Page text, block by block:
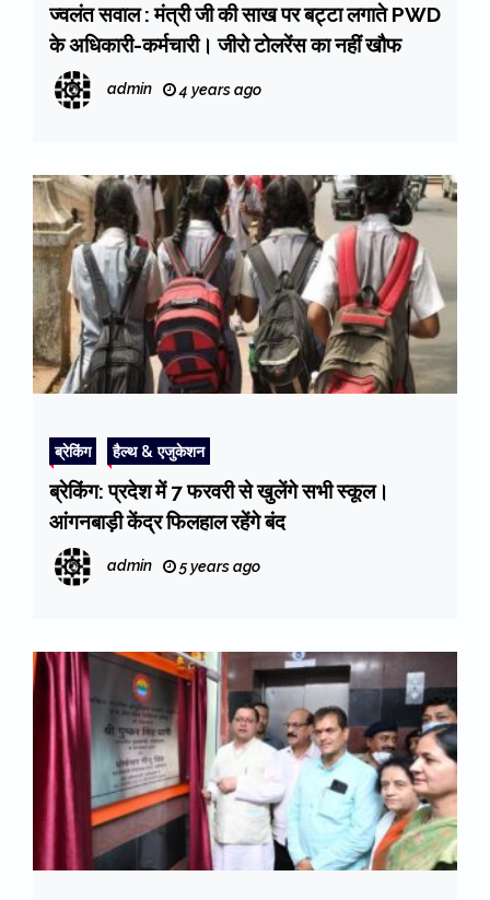
ज्वलंत सवाल : मंत्री जी की साख पर बट्टा लगाते PWD
के अधिकारी-कर्मचारी। जीरो टोलरेंस का नहीं खौफ
admin 4 years ago
ब्रेकिंग हैल्थ & एजुकेशन
ब्रेकिंग: प्रदेश में 7 फरवरी से खुलेंगे सभी स्कूल।
आंगनबाड़ी केंद्र फिलहाल रहेंगे बंद
admin 5 years ago